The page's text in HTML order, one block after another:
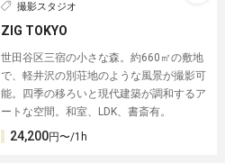
撮影スタジオ
ZIG TOKYO
世田谷区三宿の小さな森。約660㎡の敷地
で、軽井沢の別荘地のような風景が撮影可
能。四季の移ろいと現代建築が調和するア
ートな空間。和室、LDK、書斎有。
24,200円〜/1h